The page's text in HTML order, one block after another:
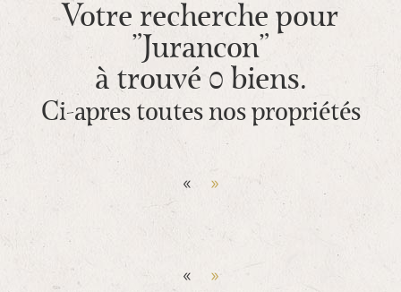
Votre recherche pour
"Jurancon"
à trouvé 0 biens.
Ci-apres toutes nos propriétés
« »
« »